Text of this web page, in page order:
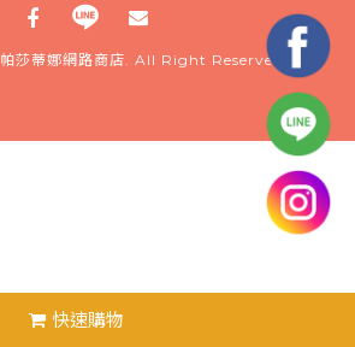
帕莎蒂娜網路商店. All Right Reserved.
快速購物